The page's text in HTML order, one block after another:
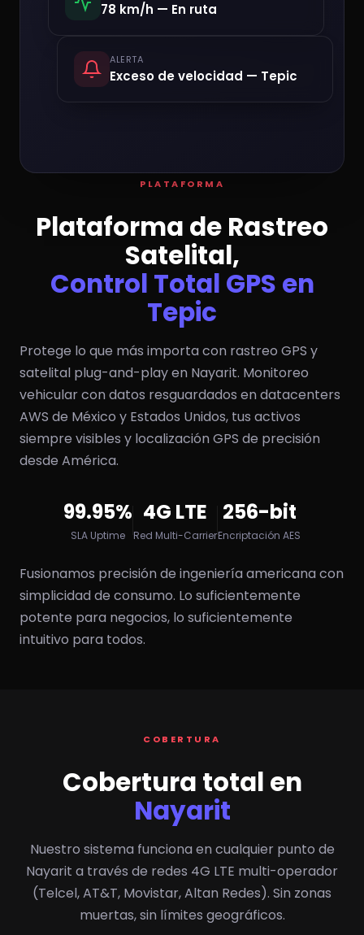
78 km/h — En ruta
ALERTA
Exceso de velocidad — Tepic
PLATAFORMA
Plataforma de Rastreo
Satelital,
Control Total GPS en
Tepic
Protege lo que más importa con rastreo GPS y
satelital plug-and-play en Nayarit. Monitoreo
vehicular con datos resguardados en datacenters
AWS de México y Estados Unidos, tus activos
siempre visibles y localización GPS de precisión
desde América.
99.95%
SLA Uptime
4G LTE
Red Multi-Carrier
256-bit
Encriptación AES
Fusionamos precisión de ingeniería americana con
simplicidad de consumo. Lo suficientemente
potente para negocios, lo suficientemente
intuitivo para todos.
COBERTURA
Cobertura total en
Nayarit
Nuestro sistema funciona en cualquier punto de
Nayarit a través de redes 4G LTE multi-operador
(Telcel, AT&T, Movistar, Altan Redes). Sin zonas
muertas, sin límites geográficos.